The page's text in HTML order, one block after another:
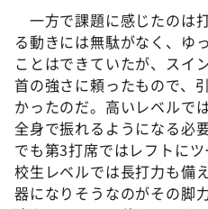
一方で課題に感じたのは
る動きには無駄がなく、ゆ
ことはできていたが、スイ
首の強さに頼ったもので、
かったのだ。高いレベルで
全身で振れるようになる必
でも第3打席ではレフトに
校生レベルでは長打力も備
器になりそうなのがその脚